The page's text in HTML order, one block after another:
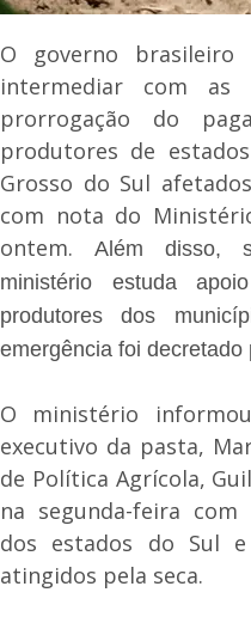
O governo brasileiro
intermediar com as
prorrogação do
produtores de
Grosso do Sul
com nota do
ontem. Além disso,
ministério estuda
produtores dos
emergência foi decretado
O ministério
executivo da pasta,
de Política Agrícola,
na segunda-feira
dos estados do Sul
atingidos pela seca.